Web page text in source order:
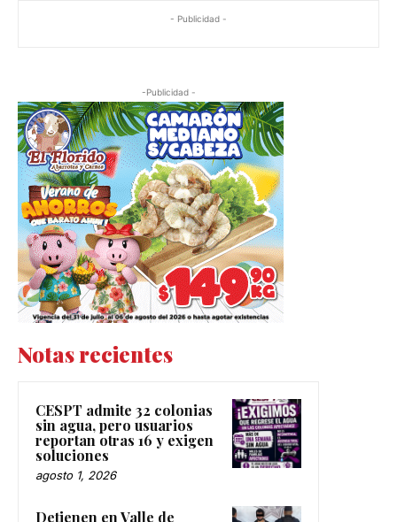
- Publicidad -
-Publicidad -
Notas recientes
CESPT admite 32 colonias
sin agua, pero usuarios
reportan otras 16 y exigen
soluciones
agosto 1, 2026
Detienen en Valle de